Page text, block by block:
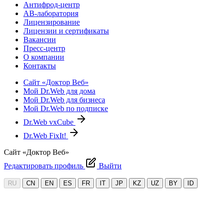
Антифрод-центр
АВ-лаборатория
Лицензирование
Лицензии и сертификаты
Вакансии
Пресс-центр
О компании
Контакты
Сайт «Доктор Веб»
Мой Dr.Web для дома
Мой Dr.Web для бизнеса
Мой Dr.Web по подписке
Dr.Web vxCube
Dr.Web FixIt!
Сайт «Доктор Веб»
Редактировать профиль
Выйти
RU CN EN ES FR IT JP KZ UZ BY ID